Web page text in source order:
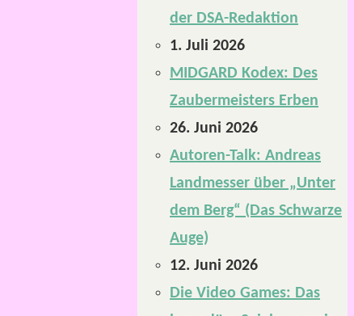
der DSA-Redaktion
1. Juli 2026
MIDGARD Kodex: Des
Zaubermeisters Erben
26. Juni 2026
Autoren-Talk: Andreas
Landmesser über „Unter
dem Berg“ (Das Schwarze
Auge)
12. Juni 2026
Die Video Games: Das